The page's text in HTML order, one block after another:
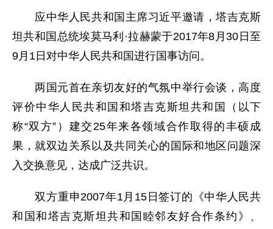
应中华人民共和国主席习近平邀请，塔吉克斯
坦共和国总统埃莫马利·拉赫蒙于2017年8月30日至
9月1日对中华人民共和国进行国事访问。
两国元首在亲切友好的气氛中举行会谈，高度
评价中华人民共和国和塔吉克斯坦共和国（以下
称“双方”）建交25年来各领域合作取得的丰硕成
果，就双边关系以及共同关心的国际和地区问题深
入交换意见，达成广泛共识。
双方重申2007年1月15日签订的《中华人民共
和国和塔吉克斯坦共和国睦邻友好合作条约》、